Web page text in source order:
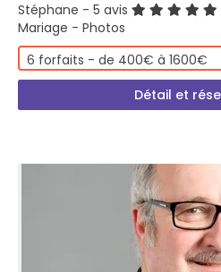
Stéphane - 5 avis
Mariage - Photos
6 forfaits - de 400€ à 1600€
Détail et